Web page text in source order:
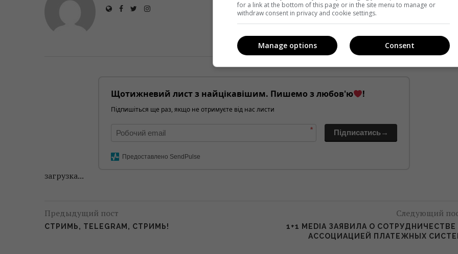
Щотижневий лист з найцікавішим. Пишемо з любов'ю !
Підпишіться ще раз, якщо не отримуєте від нас листи
* Підписатись→
Предоставлено SendPulse
загрузка...
Предыдущий пост
СТРИМЬ, TELEGRAM, СТРИМЬ!
Следующий
1+1 MEDIA ЗАЯВИЛА О СОТРУДНИЧЕСТВЕ
АССОЦИАЦИЕЙ ПЛАТЕЖНЫХ
for a link at the bottom of this page or in the site menu to manage or
withdraw consent in privacy and cookie settings.
Consent
Manage options